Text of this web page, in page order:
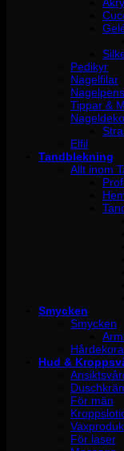
Pedikyr
Nagelfilar
Tippar &
Elfil
Tandblekning
Allt inom
Smycken
Smycken
Hud &
För män
För laser